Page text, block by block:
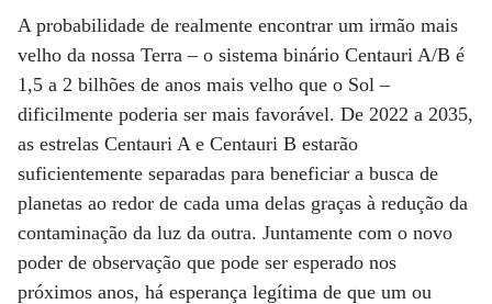
A probabilidade de realmente encontrar um irmão mais
velho da nossa Terra – o sistema binário Centauri A/B é
1,5 a 2 bilhões de anos mais velho que o Sol –
dificilmente poderia ser mais favorável. De 2022 a 2035,
as estrelas Centauri A e Centauri B estarão
suficientemente separadas para beneficiar a busca de
planetas ao redor de cada uma delas graças à redução da
contaminação da luz da outra. Juntamente com o novo
poder de observação que pode ser esperado nos
próximos anos, há esperança legítima de que um ou